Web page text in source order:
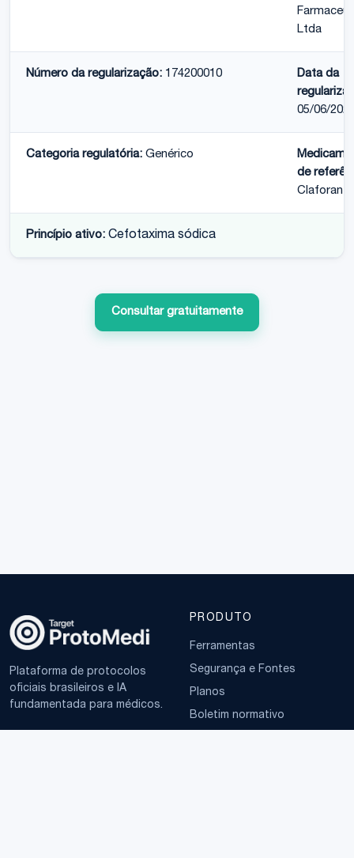
Ltda
Número da regularização: 174200010
Data da
05/06/
Categoria regulatória: Genérico
de
Claforan
Princípio ativo: Cefotaxima sódica
Consultar gratuitamente
Plataforma de protocolos
oficiais brasileiros e IA
fundamentada para médicos.
PRODUTO
Ferramentas
Segurança e Fontes
Planos
Boletim normativo